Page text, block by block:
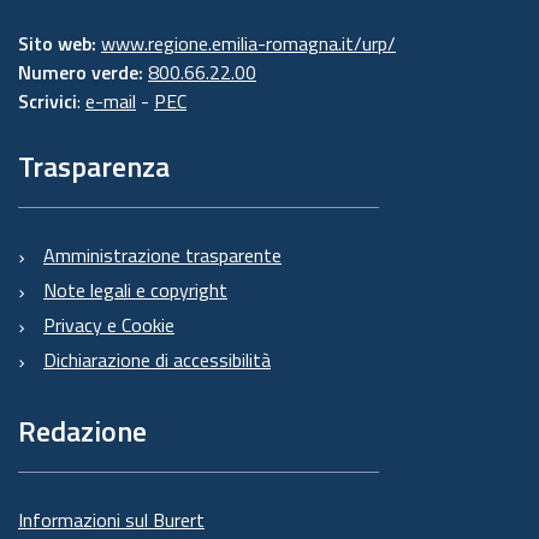
Sito web: www.regione.emilia-romagna.it/urp/
Numero verde: 800.66.22.00
Scrivici: e-mail - PEC
Trasparenza
Amministrazione trasparente
Note legali e copyright
Privacy e Cookie
Dichiarazione di accessibilità
Redazione
Informazioni sul Burert